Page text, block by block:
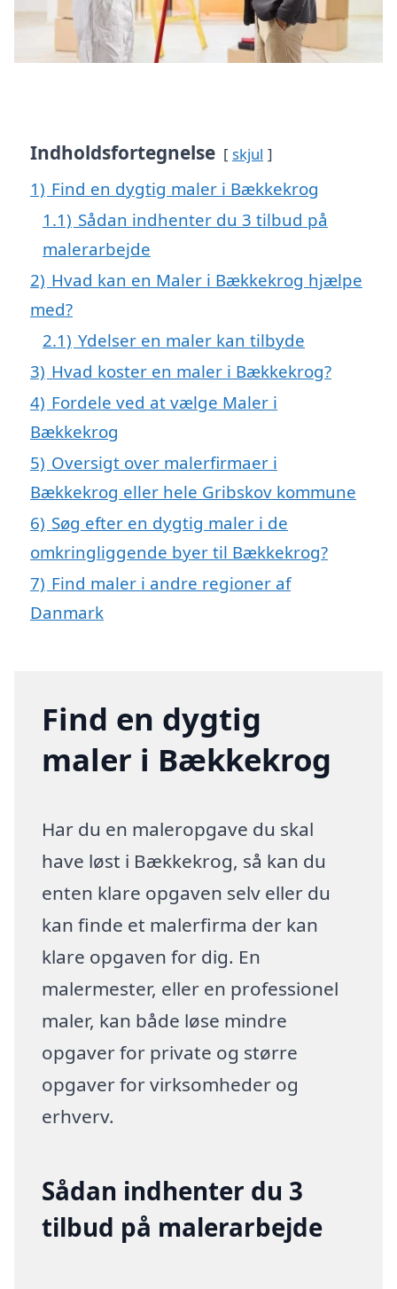
Indholdsfortegnelse skjul
1) Find en dygtig maler i Bækkekrog
1.1) Sådan indhenter du 3 tilbud på
malerarbejde
2) Hvad kan en Maler i Bækkekrog hjælpe
med?
2.1) Ydelser en maler kan tilbyde
3) Hvad koster en maler i Bækkekrog?
4) Fordele ved at vælge Maler i
Bækkekrog
5) Oversigt over malerfirmaer i
Bækkekrog eller hele Gribskov kommune
6) Søg efter en dygtig maler i de
omkringliggende byer til Bækkekrog?
7) Find maler i andre regioner af
Danmark
Find en dygtig
maler i Bækkekrog
Har du en maleropgave du skal
have løst i Bækkekrog, så kan du
enten klare opgaven selv eller du
kan finde et malerfirma der kan
klare opgaven for dig. En
malermester, eller en professionel
maler, kan både løse mindre
opgaver for private og større
opgaver for virksomheder og
erhverv.
Sådan indhenter du 3
tilbud på malerarbejde